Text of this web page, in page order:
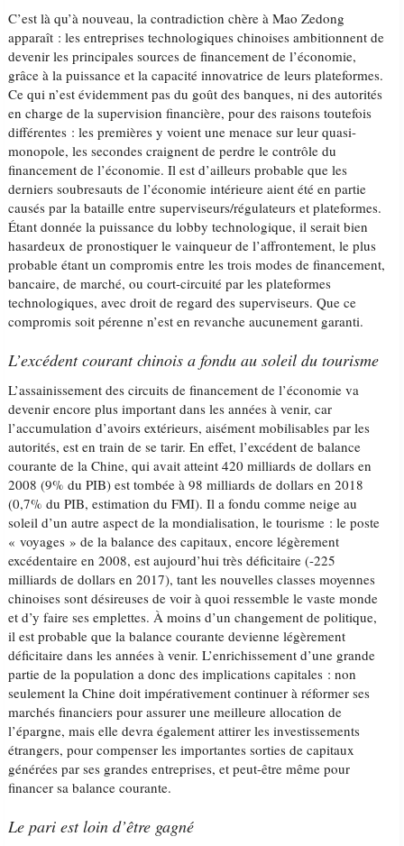
C’est là qu’à nouveau, la contradiction chère à Mao Zedong
apparaît : les entreprises technologiques chinoises ambitionnent de
devenir les principales sources de financement de l’économie,
grâce à la puissance et la capacité innovatrice de leurs plateformes.
Ce qui n’est évidemment pas du goût des banques, ni des autorités
en charge de la supervision financière, pour des raisons toutefois
différentes : les premières y voient une menace sur leur quasi-
monopole, les secondes craignent de perdre le contrôle du
financement de l’économie. Il est d’ailleurs probable que les
derniers soubresauts de l’économie intérieure aient été en partie
causés par la bataille entre superviseurs/régulateurs et plateformes.
Étant donnée la puissance du lobby technologique, il serait bien
hasardeux de pronostiquer le vainqueur de l’affrontement, le plus
probable étant un compromis entre les trois modes de financement,
bancaire, de marché, ou court-circuité par les plateformes
technologiques, avec droit de regard des superviseurs. Que ce
compromis soit pérenne n’est en revanche aucunement garanti.
L’excédent courant chinois a fondu au soleil du tourisme
L’assainissement des circuits de financement de l’économie va
devenir encore plus important dans les années à venir, car
l’accumulation d’avoirs extérieurs, aisément mobilisables par les
autorités, est en train de se tarir. En effet, l’excédent de balance
courante de la Chine, qui avait atteint 420 milliards de dollars en
2008 (9% du PIB) est tombée à 98 milliards de dollars en 2018
(0,7% du PIB, estimation du FMI). Il a fondu comme neige au
soleil d’un autre aspect de la mondialisation, le tourisme : le poste
« voyages » de la balance des capitaux, encore légèrement
excédentaire en 2008, est aujourd’hui très déficitaire (-225
milliards de dollars en 2017), tant les nouvelles classes moyennes
chinoises sont désireuses de voir à quoi ressemble le vaste monde
et d’y faire ses emplettes. À moins d’un changement de politique,
il est probable que la balance courante devienne légèrement
déficitaire dans les années à venir. L’enrichissement d’une grande
partie de la population a donc des implications capitales : non
seulement la Chine doit impérativement continuer à réformer ses
marchés financiers pour assurer une meilleure allocation de
l’épargne, mais elle devra également attirer les investissements
étrangers, pour compenser les importantes sorties de capitaux
générées par ses grandes entreprises, et peut-être même pour
financer sa balance courante.
Le pari est loin d’être gagné